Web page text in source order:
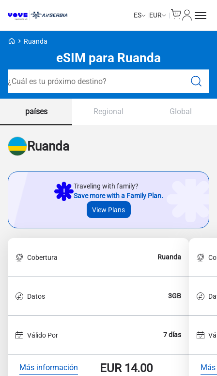
ES EUR
Voye Homepage
Ruanda
eSIM para Ruanda
países Regional Global
Ruanda
Traveling with family?
Save more with a Family Plan.
View Plans
Cobertura Ruanda
Datos 3GB
Válido Por 7 días
Más información EUR14.00